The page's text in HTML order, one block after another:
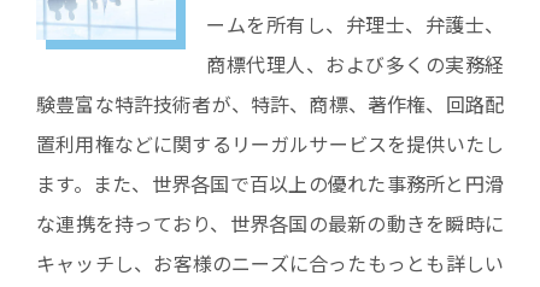
ームを所有し、弁理士、弁護士、
商標代理人、および多くの実務経
験豊富な特許技術者が、特許、商標、著作権、回路配
置利用権などに関するリーガルサービスを提供いたし
ます。また、世界各国で百以上の優れた事務所と円滑
な連携を持っており、世界各国の最新の動きを瞬時に
キャッチし、お客様のニーズに合ったもっとも詳しい